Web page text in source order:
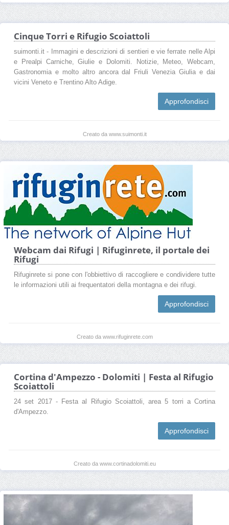
Cinque Torri e Rifugio Scoiattoli
suimonti.it - Immagini e descrizioni di sentieri e vie ferrate nelle Alpi
e Prealpi Carniche, Giulie e Dolomiti. Notizie, Meteo, Webcam,
Gastronomia e molto altro ancora dal Friuli Venezia Giulia e dai
vicini Veneto e Trentino Alto Adige.
Approfondisci
Creato da www.suimonti.it
Webcam dai Rifugi | Rifuginrete, il portale dei
Rifugi
Rifuginrete si pone con l'obbiettivo di raccogliere e condividere tutte
le informazioni utili ai frequentatori della montagna e dei rifugi.
Approfondisci
Creato da www.rifuginrete.com
Cortina d'Ampezzo - Dolomiti | Festa al Rifugio
Scoiattoli
24 set 2017 - Festa al Rifugio Scoiattoli, area 5 torri a Cortina
d'Ampezzo.
Approfondisci
Creato da www.cortinadolomiti.eu